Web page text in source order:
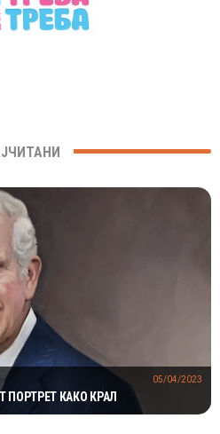
ПОРТРЕТ КАКО КРАЛ
05/04/2023